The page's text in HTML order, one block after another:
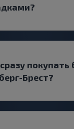
покупать
Брест?